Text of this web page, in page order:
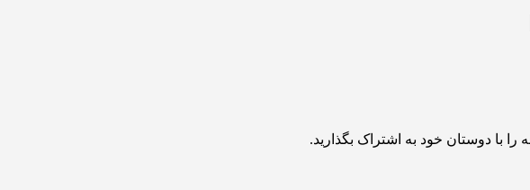
با دوستان خود به اشتراک بگذارید.